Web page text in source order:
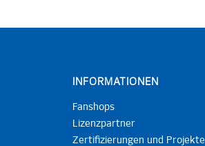
INFORMATIONEN
Fanshops
Lizenzpartner
Zertifizierungen und Projekte